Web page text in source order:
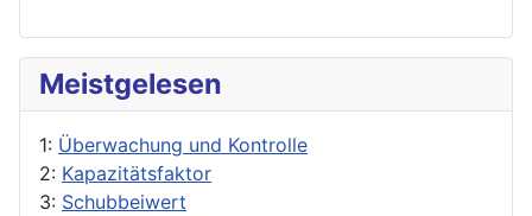
Meistgelesen
1: Überwachung und Kontrolle
2: Kapazitätsfaktor
3: Schubbeiwert